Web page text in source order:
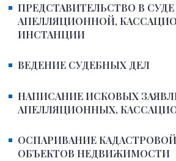
ПРЕДСТАВИТЕЛЬСТВО В
АПЕЛЛЯЦИОННОЙ,
ИНСТАНЦИИ
ВЕДЕНИЕ СУДЕБНЫХ ДЕЛ
НАПИСАНИЕ ИСКОВЫХ
АПЕЛЛЯЦИОННЫХ,
ОСПАРИВАНИЕ
ОБЪЕКТОВ НЕДВИЖИМОСТИ